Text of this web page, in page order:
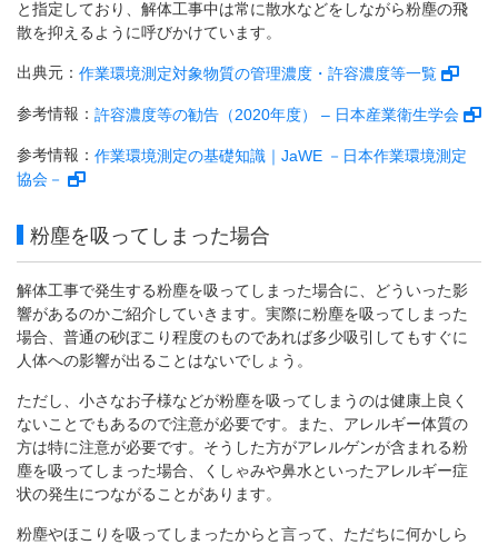
と指定しており、解体工事中は常に散水などをしながら粉塵の飛
散を抑えるように呼びかけています。
出典元： 作業環境測定対象物質の管理濃度・許容濃度等一覧
参考情報： 許容濃度等の勧告（2020年度） – 日本産業衛生学会
参考情報： 作業環境測定の基礎知識｜JaWE －日本作業環境測定
協会－
粉塵を吸ってしまった場合
解体工事で発生する粉塵を吸ってしまった場合に、どういった影
響があるのかご紹介していきます。実際に粉塵を吸ってしまった
場合、普通の砂ぼこり程度のものであれば多少吸引してもすぐに
人体への影響が出ることはないでしょう。
ただし、小さなお子様などが粉塵を吸ってしまうのは健康上良く
ないことでもあるので注意が必要です。また、アレルギー体質の
方は特に注意が必要です。そうした方がアレルゲンが含まれる粉
塵を吸ってしまった場合、くしゃみや鼻水といったアレルギー症
状の発生につながることがあります。
粉塵やほこりを吸ってしまったからと言って、ただちに何かしら